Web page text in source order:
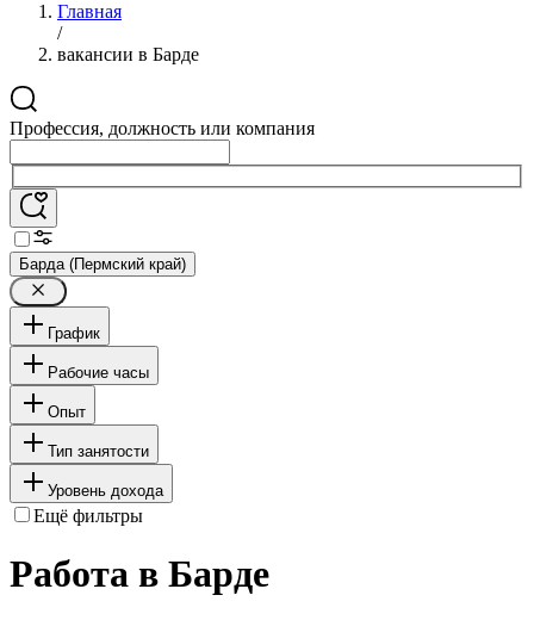
Главная
/
вакансии в Барде
Профессия, должность или компания
Барда (Пермский край)
График
Рабочие часы
Опыт
Тип занятости
Уровень дохода
Ещё фильтры
Работа в Барде